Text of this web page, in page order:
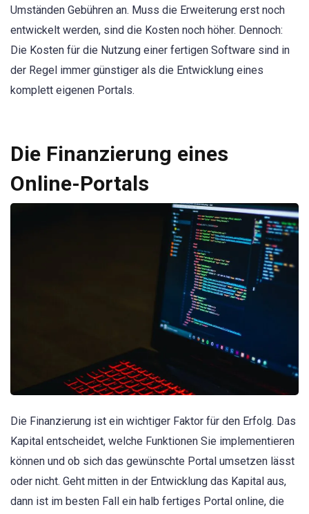
Umständen Gebühren an. Muss die Erweiterung erst noch
entwickelt werden, sind die Kosten noch höher. Dennoch:
Die Kosten für die Nutzung einer fertigen Software sind in
der Regel immer günstiger als die Entwicklung eines
komplett eigenen Portals.
Die Finanzierung eines
Online-Portals
Die Finanzierung ist ein wichtiger Faktor für den Erfolg. Das
Kapital entscheidet, welche Funktionen Sie implementieren
können und ob sich das gewünschte Portal umsetzen lässt
oder nicht. Geht mitten in der Entwicklung das Kapital aus,
dann ist im besten Fall ein halb fertiges Portal online, die